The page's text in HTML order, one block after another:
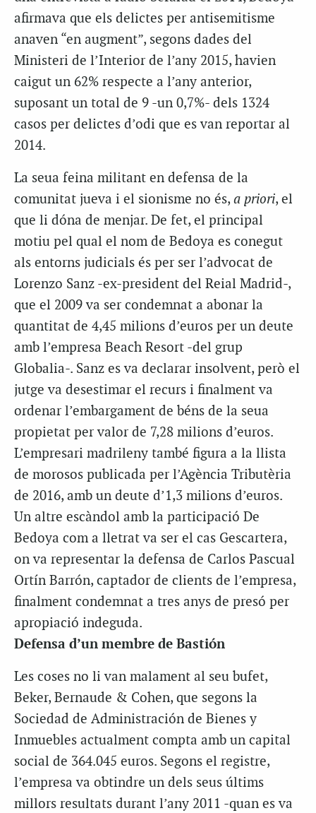
afirmava que els delictes per antisemitisme
anaven “en augment”, segons dades del
Ministeri de l’Interior de l’any 2015, havien
caigut un 62% respecte a l’any anterior,
suposant un total de 9 -un 0,7%- dels 1324
casos per delictes d’odi que es van reportar al
2014.
La seua feina militant en defensa de la
comunitat jueva i el sionisme no és, a priori, el
que li dóna de menjar. De fet, el principal
motiu pel qual el nom de Bedoya es conegut
als entorns judicials és per ser l’advocat de
Lorenzo Sanz -ex-president del Reial Madrid-,
que el 2009 va ser condemnat a abonar la
quantitat de 4,45 milions d’euros per un deute
amb l’empresa Beach Resort -del grup
Globalia-. Sanz es va declarar insolvent, però el
jutge va desestimar el recurs i finalment va
ordenar l’embargament de béns de la seua
propietat per valor de 7,28 milions d’euros.
L’empresari madrileny també figura a la llista
de morosos publicada per l’Agència Tributèria
de 2016, amb un deute d’1,3 milions d’euros.
Un altre escàndol amb la participació De
Bedoya com a lletrat va ser el cas Gescartera,
on va representar la defensa de Carlos Pascual
Ortín Barrón, captador de clients de l’empresa,
finalment condemnat a tres anys de presó per
apropiació indeguda.
Defensa d’un membre de Bastión
Les coses no li van malament al seu bufet,
Beker, Bernaude & Cohen, que segons la
Sociedad de Administración de Bienes y
Inmuebles actualment compta amb un capital
social de 364.045 euros. Segons el registre,
l’empresa va obtindre un dels seus últims
millors resultats durant l’any 2011 -quan es va